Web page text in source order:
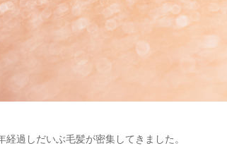
過しだいぶ毛髪が密集してきました。